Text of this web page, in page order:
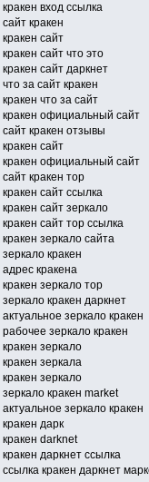
кракен вход ссылка
сайт кракен
кракен сайт
кракен сайт что это
кракен сайт даркнет
что за сайт кракен
кракен что за сайт
кракен официальный сайт
сайт кракен отзывы
кракен сайт
кракен официальный сайт
сайт кракен тор
кракен сайт ссылка
кракен сайт зеркало
кракен сайт тор ссылка
кракен зеркало сайта
зеркало кракен
адрес кракена
кракен зеркало тор
зеркало кракен даркнет
актуальное зеркало кракен
рабочее зеркало кракен
кракен зеркало
кракен зеркала
кракен зеркало
зеркало кракен market
актуальное зеркало кракен
кракен дарк
кракен darknet
кракен даркнет ссылка
ссылка кракен даркнет